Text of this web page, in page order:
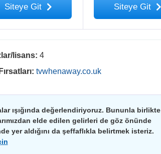
Siteye Git Siteye Git
lisans: 4
tvwhenaway.co.uk
ışığında değerlendiriyoruz. Bununla
elde edilen gelirleri de göz önünde
yer aldığını da şeffaflıkla belirtmek isteriz.